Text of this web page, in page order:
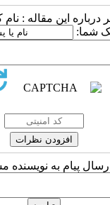
این مقاله : نام
شما:
پیام به نویسنده